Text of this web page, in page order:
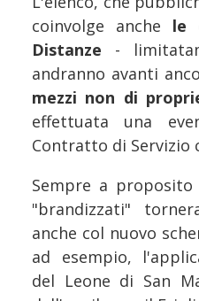
coinvolge anche le
Distanze -
andranno avanti
mezzi non di
effettuata una
Contratto di Servizio
Sempre a
"brandizzati"
anche col nuovo
ad esempio,
del Leone di San